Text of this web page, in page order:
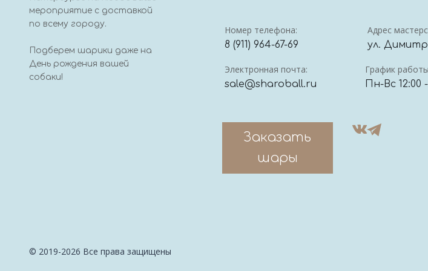
мероприятие с доставкой
по всему городу.
Подберем шарики даже на
День рождения вашей
собаки!
Номер телефона:
8 (911) 964-67-69
Адрес
ул.
Электронная почта:
sale@sharoball.ru
График
Пн-Вс 12:00
Заказать
шары
© 2019-2026 Все права защищены